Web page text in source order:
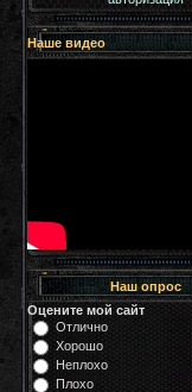
Наше видео
Наш опрос
Оцените мой сайт
Отлично
Хорошо
Неплохо
Плохо